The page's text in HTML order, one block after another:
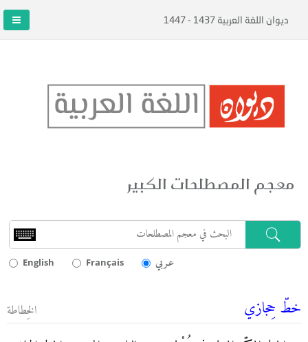
ديوان اللغة العربية 1437 - 1447
معجم المصطلحات الكبير
English Français عـربي
خطّ حِجازي الخِطاطة